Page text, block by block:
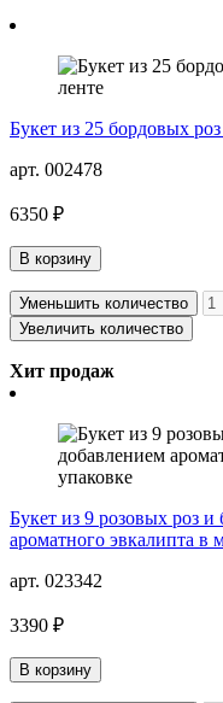
Букет из 25 бордовых
арт. 002478
6350 ₽
В корзину
Уменьшить количество
Увеличить количество
Хит продаж
Букет из 9 розовых роз
ароматного эвкалипта в
арт. 023342
3390 ₽
В корзину